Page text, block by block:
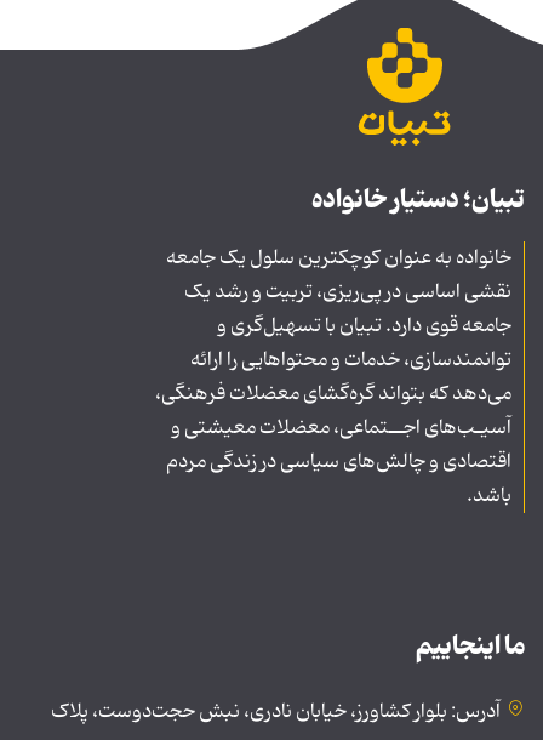
تبیان؛ دستیار خانواده
خانواده به عنوان کوچکترین سلول یک جامعه
نقشی اساسی در پی‌ریزی، تربیت و رشد یک
جامعه قوی دارد. تبیان با تسهیل‌گری و
توانمندسازی، خدمات و محتواهایی را ارائه
می‌دهد که بتواند گره‌گشای معضلات فرهنگی،
آسیـب‌های اجــتماعی، معضلات معیشتی و
اقتصادی و چالش‌های سیاسی در زندگی مردم
باشد.
ما اینجاییم
آدرس: بلوار کشاورز، خیابان نادری، نبش حجت‌دوست، پلاک